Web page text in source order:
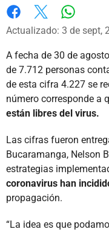
Facebook
X
Actualizado: 3 de sept,
A fecha de 30 de
de 7.712 personas
de esta cifra 4.227 se
número corresponde a
están libres del virus.
Las cifras fueron
Bucaramanga, Nelson
estrategias
coronavirus han
propagación.
“La idea es que